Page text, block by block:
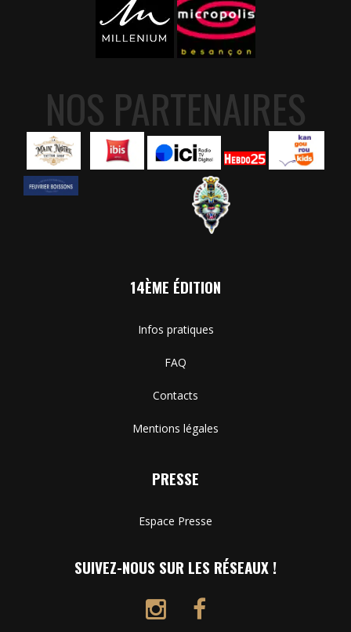
NOS PARTENAIRES
14ÈME ÉDITION
Infos pratiques
FAQ
Contacts
Mentions légales
PRESSE
Espace Presse
SUIVEZ-NOUS SUR LES RÉSEAUX !